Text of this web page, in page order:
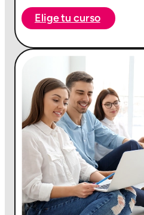
Elige tu curso